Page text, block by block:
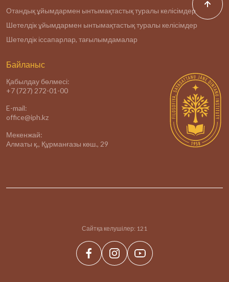
Отандық ұйымдармен ынтымақтастық туралы келісімдер
Шетелдік ұйымдармен ынтымақтастық туралы келісімдер
Шетелдік іссапарлар, тағылымдамалар
Байланыс
Қабылдау бөлмесі:
+7 (727) 272-01-00
E-mail:
office@iph.kz
Мекенжай:
Алматы қ., Құрманғазы көш., 29
Сайтқа келушілер: 121